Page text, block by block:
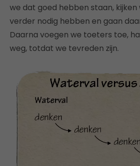
we dat goed hebben staan, kijken
verder nodig hebben en gaan
Daarna voegen we toeters toe,
weg, totdat we tevreden zijn.